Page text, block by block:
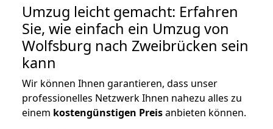
Umzug leicht gemacht: Erfahren
Sie, wie einfach ein Umzug von
Wolfsburg nach Zweibrücken sein
kann
Wir können Ihnen garantieren, dass unser
professionelles Netzwerk Ihnen nahezu alles zu
einem kostengünstigen Preisanbieten können.